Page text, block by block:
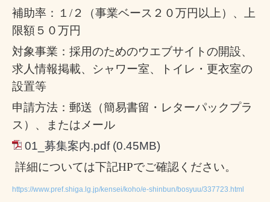
補助率：１ /２（事業ベース２０万円以上）、上
限額５０万円
対象事業：採用のためのウエブサイトの開設、
求人情報掲載、シャワー室、トイレ・更衣室の
設置等
申請方法：郵送（簡易書留・レターパックプラ
ス）、またはメール
01_募集案内.pdf(0.45MB)
詳細については下記HPでご確認ください。
https://www.pref.shiga.lg.jp/kensei/koho/e-shinbun/bosyuu/337723.html